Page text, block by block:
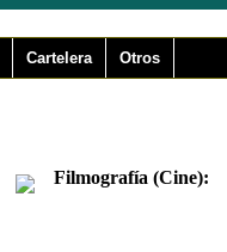
Cartelera Otros
Filmografía (Cine):